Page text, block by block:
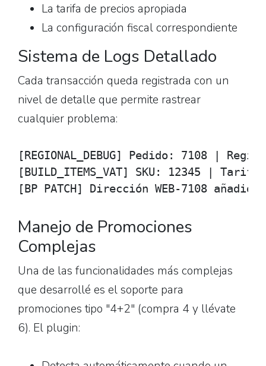
La tarifa de precios apropiada
La configuración fiscal correspondiente
Sistema de Logs Detallado
Cada transacción queda registrada con un
nivel de detalle que permite rastrear
cualquier problema:
[REGIONAL_DEBUG] Pedido: 7108 |
[BUILD_ITEMS_VAT] SKU: 12345 |
[BP PATCH] Dirección WEB-7108
Manejo de Promociones
Complejas
Una de las funcionalidades más complejas
que desarrollé es el soporte para
promociones tipo "4+2" (compra 4 y llévate
6). El plugin: